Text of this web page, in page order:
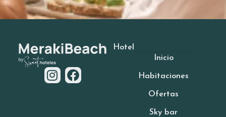
Hotel
Inicio
Habitaciones
Ofertas
Sky bar